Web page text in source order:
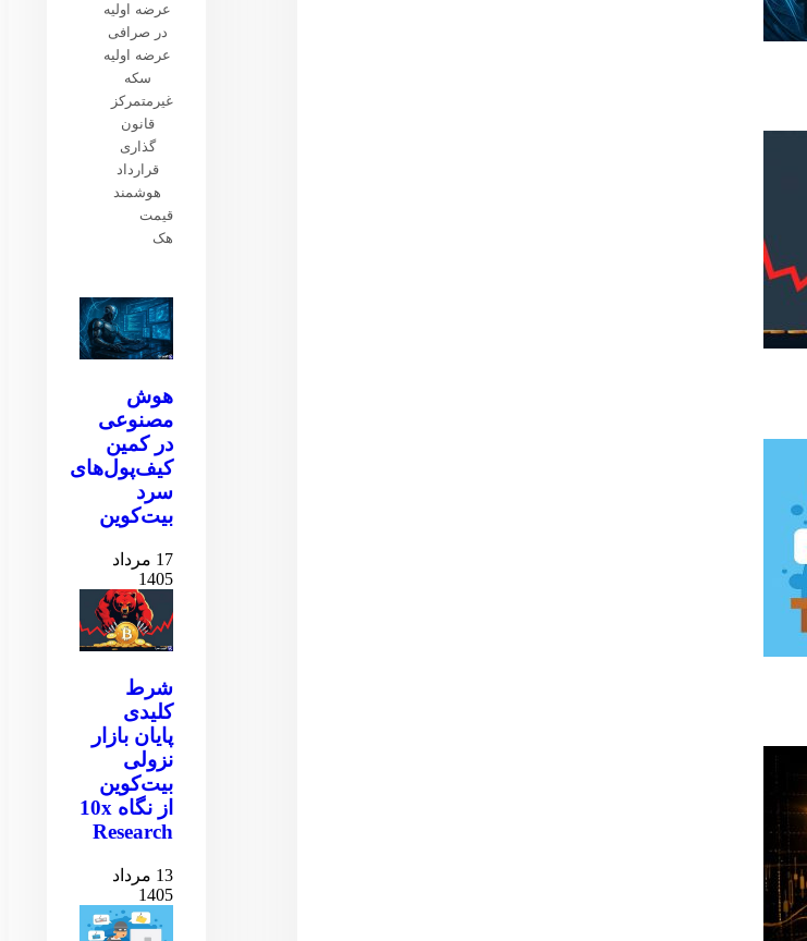
عرضه اولیه
در صرافی
عرضه اولیه
سکه
غیرمتمرکز
قانون
گذاری
قرارداد
هوشمند
قیمت
هک
هوش
مصنوعی
در کمین
کیف‌پول‌های
سرد
بیت‌کوین
17 مرداد
1405
شرط
کلیدی
پایان بازار
نزولی
بیت‌کوین
از نگاه 10x
Research
13 مرداد
1405